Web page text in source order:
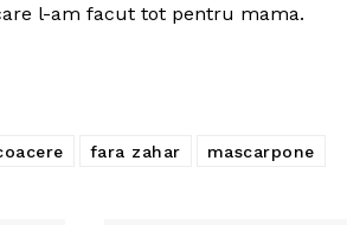
l-am facut tot pentru mama.
fara zahar mascarpone